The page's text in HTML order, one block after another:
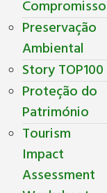
Compromisso
Preservação
Ambiental
Story TOP100
Proteção do
Património
Tourism
Impact
Assessment